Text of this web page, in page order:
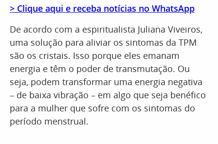
> Clique aqui e receba notícias no WhatsApp
De acordo com a espiritualista Juliana Viveiros,
uma solução para aliviar os sintomas da TPM
são os cristais. Isso porque eles emanam
energia e têm o poder de transmutação. Ou
seja, podem transformar uma energia negativa
– de baixa vibração – em algo que seja benéfico
para a mulher que sofre com os sintomas do
período menstrual.